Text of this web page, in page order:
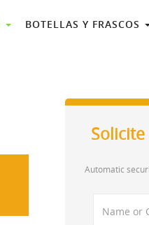
BOTELLAS Y FRASCOS
Automatic